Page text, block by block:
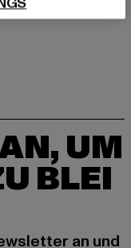
UM
BLEI
an und